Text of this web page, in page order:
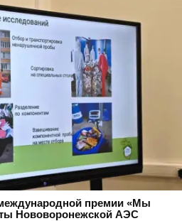
премии «Мы
Нововоронежской АЭС